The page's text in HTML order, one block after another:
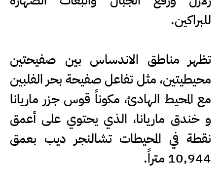
للبراكين.
تظهر مناطق الاندساس بين صفيحتين
محيطيتين، مثل تفاعل صفيحة بحر الفلبين
مع المحيط الهادئ، مكوناً قوس جزر ماريانا
و خندق ماريانا، الذي يحتوي على أعمق
نقطة في المحيطات تشالنجر ديب بعمق
10,944 متراً.